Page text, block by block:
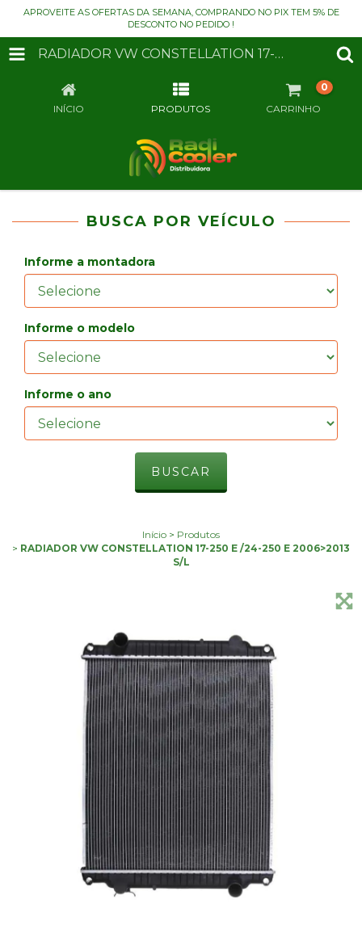
APROVEITE AS OFERTAS DA SEMANA, COMPRANDO NO PIX TEM 5% DE
DESCONTO NO PEDIDO !
RADIADOR VW CONSTELLATION 17-250 E /24-250 E 2006>2013 S/L
INÍCIO PRODUTOS CARRINHO
0
BUSCA POR VEÍCULO
Informe a montadora
Informe o modelo
Informe o ano
Início > Produtos
> RADIADOR VW CONSTELLATION 17-250 E /24-250 E 2006>2013
S/L